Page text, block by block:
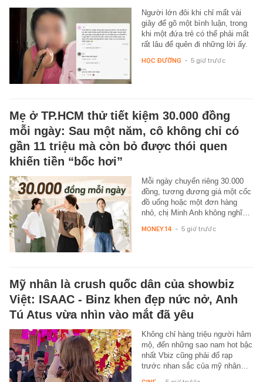
Người lớn đôi khi chỉ mất vài
giây để gõ một bình luận, trong
khi một đứa trẻ có thể phải mất
rất lâu để quên đi những lời ấy.
HỌC ĐƯỜNG - 5 giờ trước
Mẹ ở TP.HCM thử tiết kiệm 30.000 đồng
mỗi ngày: Sau một năm, cô không chỉ có
gần 11 triệu mà còn bỏ được thói quen
khiến tiền “bốc hơi”
Mỗi ngày chuyển riêng 30.000
đồng, tương đương giá một cốc
đồ uống hoặc một đơn hàng
nhỏ, chị Minh Anh không nghĩ…
MONEY.14 - 5 giờ trước
Mỹ nhân là crush quốc dân của showbiz
Việt: ISAAC - Binz khen đẹp nức nở, Anh
Tú Atus vừa nhìn vào mắt đã yêu
Không chỉ hàng triệu người hâm
mộ, đến những sao nam hot bậc
nhất Vbiz cũng phải đổ rạp
trước nhan sắc của mỹ nhân…